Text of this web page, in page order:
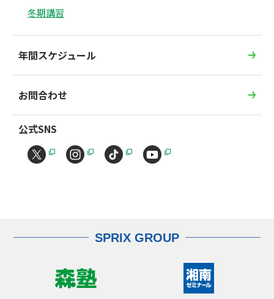
冬期講習
年間スケジュール
お問合わせ
公式SNS
SPRIX GROUP